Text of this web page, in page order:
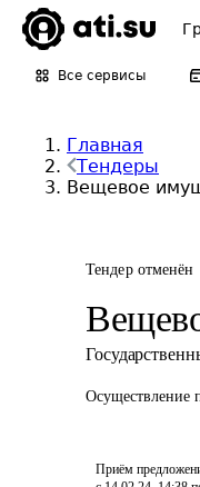
Все сервисы
Главная
Тендеры
Вещевое
Тендер отменён
Осуществление
Приём